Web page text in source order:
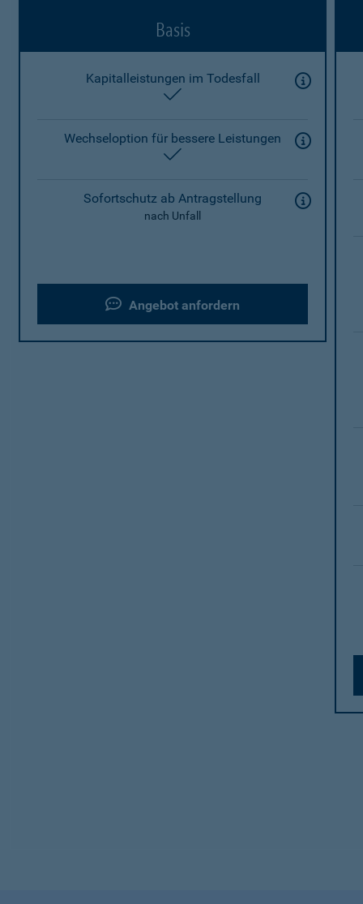
Basis
Kapitalleistungen im Todesfall
Wechseloption für bessere Leistungen
Sofortschutz ab Antragstellung
nach Unfall
Angebot anfordern